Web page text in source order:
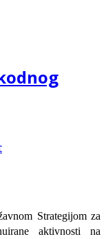
Strategijom za
aktivnosti na